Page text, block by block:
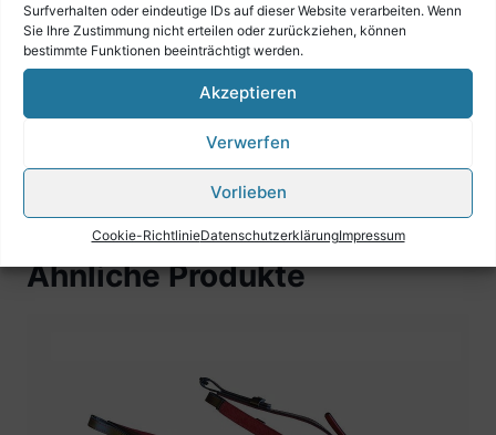
Surfverhalten oder eindeutige IDs auf dieser Website verarbeiten. Wenn
Sie Ihre Zustimmung nicht erteilen oder zurückziehen, können
bestimmte Funktionen beeinträchtigt werden.
Akzeptieren
Verwerfen
Vorlieben
Cookie-RichtlinieDatenschutzerklärungImpressum
Rufen Sie uns an wir beraten Sie gerne!
Ähnliche Produkte